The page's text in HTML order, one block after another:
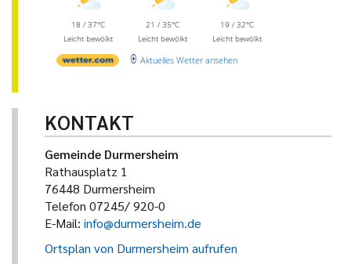
18 / 37°C
Leicht bewölkt
21 / 35°C
Leicht bewölkt
19 / 32°C
Leicht bewölkt
Aktuelles Wetter ansehen
KONTAKT
Gemeinde Durmersheim
Rathausplatz 1
76448 Durmersheim
Telefon 07245/ 920-0
E-Mail: info@durmersheim.de
Ortsplan von Durmersheim aufrufen